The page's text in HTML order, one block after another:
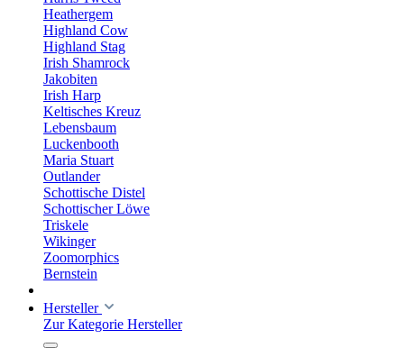
Heathergem
Highland Cow
Highland Stag
Irish Shamrock
Jakobiten
Irish Harp
Keltisches Kreuz
Lebensbaum
Luckenbooth
Maria Stuart
Outlander
Schottische Distel
Schottischer Löwe
Triskele
Wikinger
Zoomorphics
Bernstein
Hersteller
Zur Kategorie Hersteller